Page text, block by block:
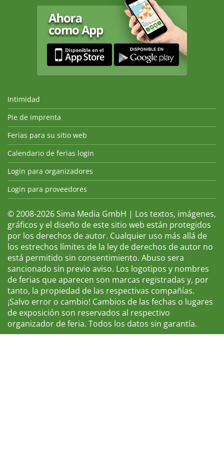
Intimidad
Pie de imprenta
Ferias para su sitio web
Calendario de ferias login
Login para organizadores
Login para proveedores
© 2008-2026 Sima Media GmbH | Los textos, imágenes,
gráficos y el diseño de este sitio web están protegidos
por los derechos de autor. Cualquier uso más allá de
los estrechos límites de la ley de derechos de autor no
está permitido sin consentimiento. Abuso sera
sancionado sin previo aviso. Los logotipos y nombres
de ferias que aparecen son marcas registradas y, por
tanto, la propiedad de las respectivas compañías.
¡Salvo error o cambio! Cambios de las fechas o lugares
de exposición son reservados al respectivo
organizador de feria. Todos los datos sin garantía.